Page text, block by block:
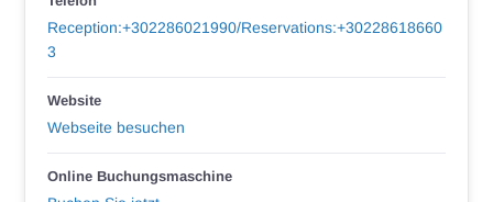
Reception:+302286021990/Reservations:+30228618660
3
Website
Webseite besuchen
Online Buchungsmaschine